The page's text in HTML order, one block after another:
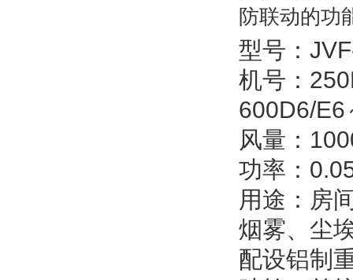
防联动的功
型号：
机号：
600D6/E6
风量：
功率：
用途：房
烟雾、尘
配设铝制